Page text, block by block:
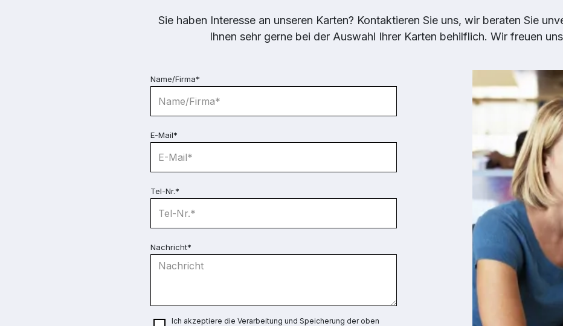
Sie haben Interesse an unseren Karten? Kontaktieren Sie uns, wir beraten Sie
Ihnen sehr gerne bei der Auswahl Ihrer Karten behilflich. Wir freuen
Name/Firma*
E-Mail*
Tel-Nr.*
Nachricht*
Ich akzeptiere die Verarbeitung und Speicherung der oben